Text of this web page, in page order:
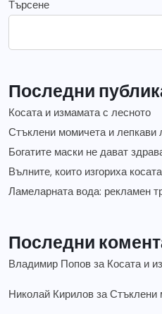
Търсене
Последни
Косата и измамата с лесното
Стъклени момичета и лепкави
Богатите маски не дават
Вълните, които изгориха
Ламеларната вода: рекламен
Последни
Владимир Попов за Косата и
Николай Кирилов заСтъклени